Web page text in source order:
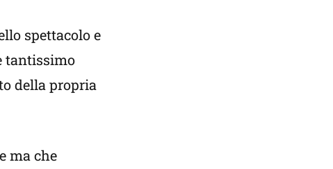
spettacolo e
tantissimo
della propria
ma che